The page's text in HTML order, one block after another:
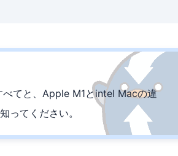
てと、Apple M1とintel Macの違
ってください。